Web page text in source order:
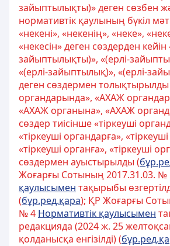
зайыптылықты)» деген сөзбен
нормативтік қаулының бүкіл
«некені», «некенің», «неке»,
«некесін» деген сөздерден кейін
зайыптылықты)», «(ерлі-
«(ерлі-зайыптылық)», «(ерлі-
деген сөздермен
органдарында», «АХАЖ
«АХАЖ органына», «АХАЖ
сөздер тиісінше «тіркеуші
«тіркеуші органдарға»,
«тіркеуші органға», «тіркеуші
сөздермен ауыстырылды (
Жоғарғы Сотының 2017.31.03. №
қаулысымен тақырыбы
(бұр.ред.қара); ҚР Жоғарғы
№ 4 Нормативтік қаулысымен
редакцияда (2024 ж. 25
қолданысқа енгізілді) (